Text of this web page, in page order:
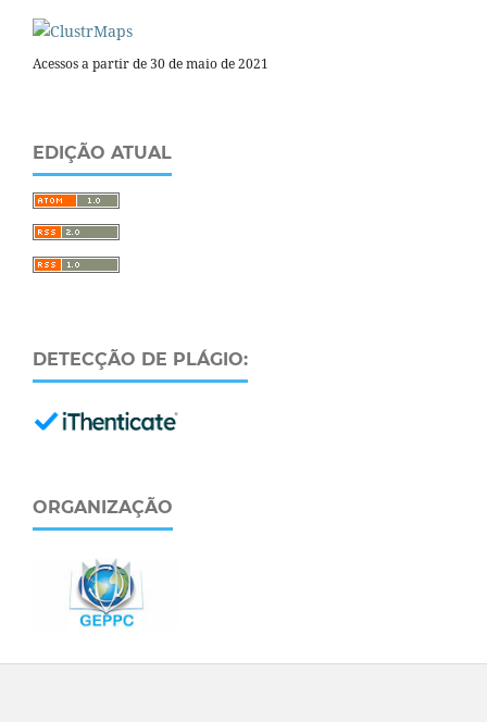
Acessos a partir de 30 de maio de 2021
EDIÇÃO ATUAL
DETECÇÃO DE PLÁGIO:
ORGANIZAÇÃO